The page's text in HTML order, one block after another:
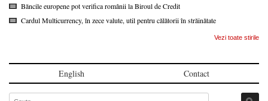
Băncile europene pot verifica românii la Biroul de Credit
Cardul Multicurrency, în zece valute, util pentru călătorii în străinătate
Vezi toate stirile
English Contact